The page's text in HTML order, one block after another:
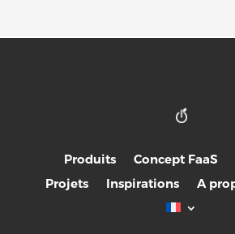
Produits Concept FaaS
Projets
Inspirations A